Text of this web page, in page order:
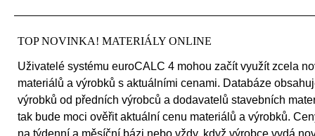
TOP NOVINKA! MATERIÁLY ONLINE
Uživatelé systému euroCALC 4 mohou začít využít zcela
materiálů a výrobků s aktuálními cenami. Databáze
výrobků od předních výrobců a dodavatelů stavebních
tak bude moci ověřit aktuální cenu materiálů a výrobků.
na týdenní a měsíční bázi nebo vždy, když výrobce vydá